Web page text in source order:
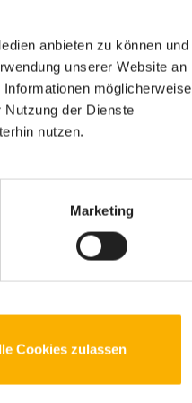
anbieten zu können und
unserer Website an
möglicherweise
Nutzung der Dienste
nutzen.
Marketing
Cookies zulassen